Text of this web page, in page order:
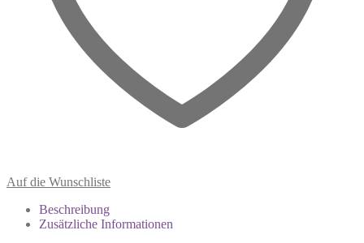
Auf die Wunschliste
Beschreibung
Zusätzliche Informationen